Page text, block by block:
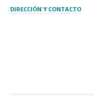
DIRECCIÓN Y CONTACTO